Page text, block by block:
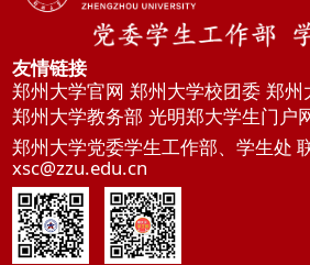
友情链接
郑州大学官网 郑州大学校团委 郑州
郑州大学教务部 光明郑大学生门户
郑州大学党委学生工作部、学生处
xsc@zzu.edu.cn